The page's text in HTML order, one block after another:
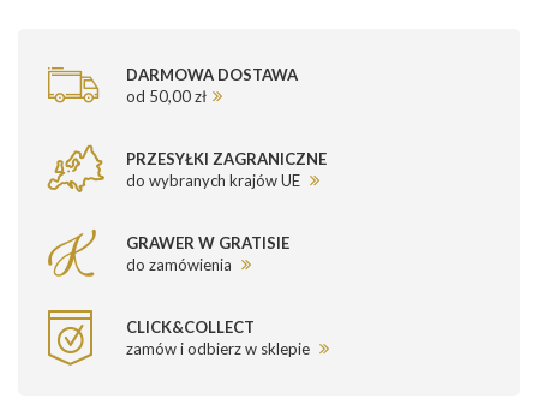
DARMOWA DOSTAWA
od 50,00 zł
PRZESYŁKI ZAGRANICZNE
do wybranych krajów UE
GRAWER W GRATISIE
do zamówienia
CLICK&COLLECT
zamów i odbierz w sklepie